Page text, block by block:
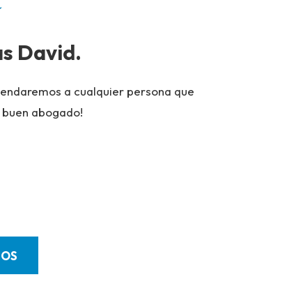
David.
a cualquier persona que
abogado!